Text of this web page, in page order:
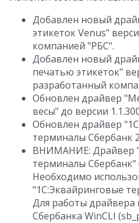
Добавлен новый
этикеток Venus"
компанией "РБС".
Добавлен новый
печатью этикеток"
разработанный
Обновлен драйвер
весы" до версии
Обновлен драйвер
терминалы Сбербанк
ВНИМАНИЕ: Драйвер
терминалы Сбербанк"
Необходимо
"1С:Эквайринговые
Для работы драйвера
Сбербанка WinCLI